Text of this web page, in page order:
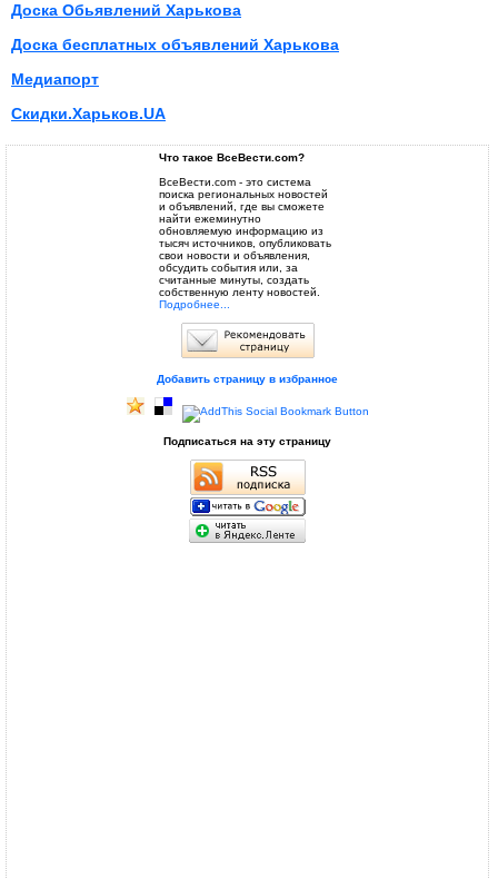
Доска Обьявлений Харькова
Доска бесплатных объявлений Харькова
Медиапорт
Скидки.Харьков.UA
Что такое ВсеВести.com?
ВсеВести.com - это система
поиска региональных новостей
и объявлений, где вы сможете
найти ежеминутно
обновляемую информацию из
тысяч источников, опубликовать
свои новости и объявления,
обсудить события или, за
считанные минуты, создать
собственную ленту новостей.
Подробнее...
Добавить страницу в избранное
Подписаться на эту страницу